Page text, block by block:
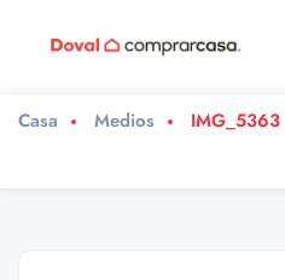
Casa Medios IMG_5363